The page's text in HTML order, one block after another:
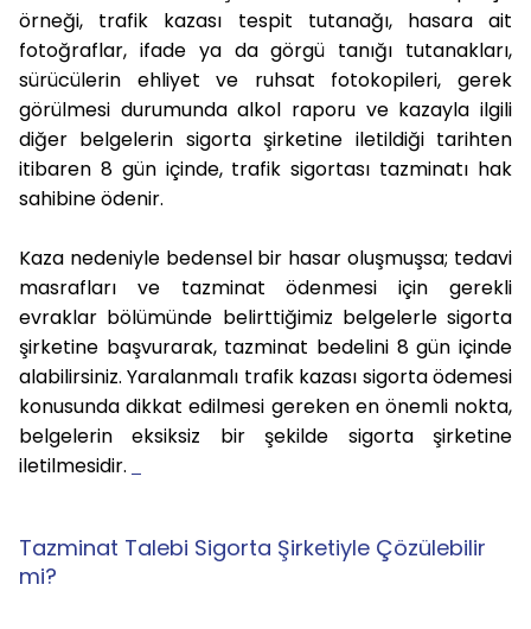
örneği, trafik kazası tespit tutanağı, hasara ait
fotoğraflar, ifade ya da görgü tanığı tutanakları,
sürücülerin ehliyet ve ruhsat fotokopileri, gerek
görülmesi durumunda alkol raporu ve kazayla ilgili
diğer belgelerin sigorta şirketine iletildiği tarihten
itibaren 8 gün içinde, trafik sigortası tazminatı hak
sahibine ödenir.
Kaza nedeniyle bedensel bir hasar oluşmuşsa; tedavi
masrafları ve tazminat ödenmesi için gerekli
evraklar bölümünde belirttiğimiz belgelerle sigorta
şirketine başvurarak, tazminat bedelini 8 gün içinde
alabilirsiniz. Yaralanmalı trafik kazası sigorta ödemesi
konusunda dikkat edilmesi gereken en önemli nokta,
belgelerin eksiksiz bir şekilde sigorta şirketine
iletilmesidir.
Tazminat Talebi Sigorta Şirketiyle Çözülebilir
mi?